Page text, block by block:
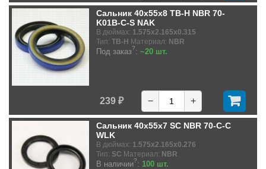
Сальник 40x55x8 TB-H NBR 70-
K01B-C-S NAK
В дюймах: 1.575x2.165x0.315
Тип: TB-H Материал: NBR
Под заказ?: ~20 шт.
239 ₽ − +
Сальник 40x55x7 SC NBR 70-C-C
WLK
В дюймах: 1.575x2.165x0.276
Тип: SC Материал: NBR
В наличии?: 100 шт.